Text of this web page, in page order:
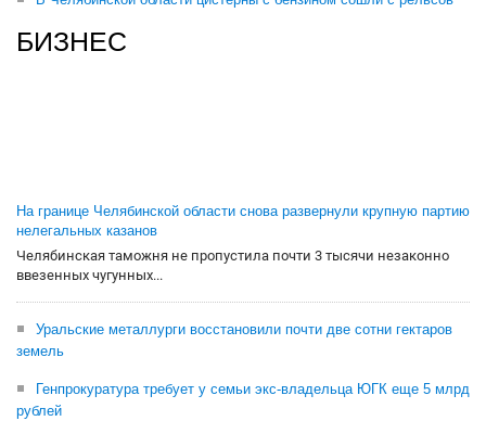
БИЗНЕС
На границе Челябинской области снова развернули крупную партию
нелегальных казанов
Челябинская таможня не пропустила почти 3 тысячи незаконно
ввезенных чугунных...
Уральские металлурги восстановили почти две сотни гектаров
земель
Генпрокуратура требует у семьи экс-владельца ЮГК еще 5 млрд
рублей